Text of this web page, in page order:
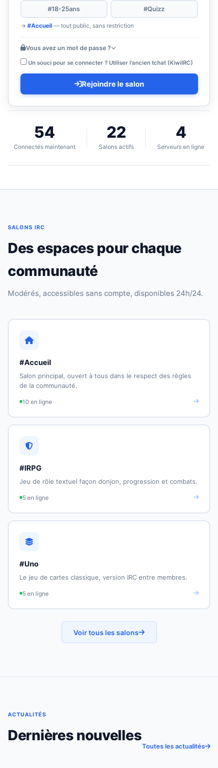
#18-25ans #Quizz
→ #Accueil— tout public, sans restriction
Vous avez un mot de passe ?
Un souci pour se connecter ? Utiliser l'ancien tchat (KiwiIRC)
Rejoindre le salon
54
Connectés maintenant
22
Salons actifs
4
Serveurs en ligne
SALONS IRC
Des espaces pour chaque
communauté
Modérés, accessibles sans compte, disponibles 24h/24.
#Accueil
Salon principal, ouvert à tous dans le respect des règles
de la communauté.
10 en ligne
#IRPG
Jeu de rôle textuel façon donjon, progression et combats.
5 en ligne
#Uno
Le jeu de cartes classique, version IRC entre membres.
5 en ligne
Voir tous les salons
ACTUALITÉS
Dernières nouvelles
Toutes les actualités